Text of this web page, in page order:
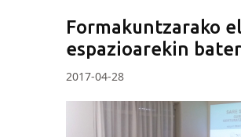
Formakuntzarako
espazioarekin
2017-04-28